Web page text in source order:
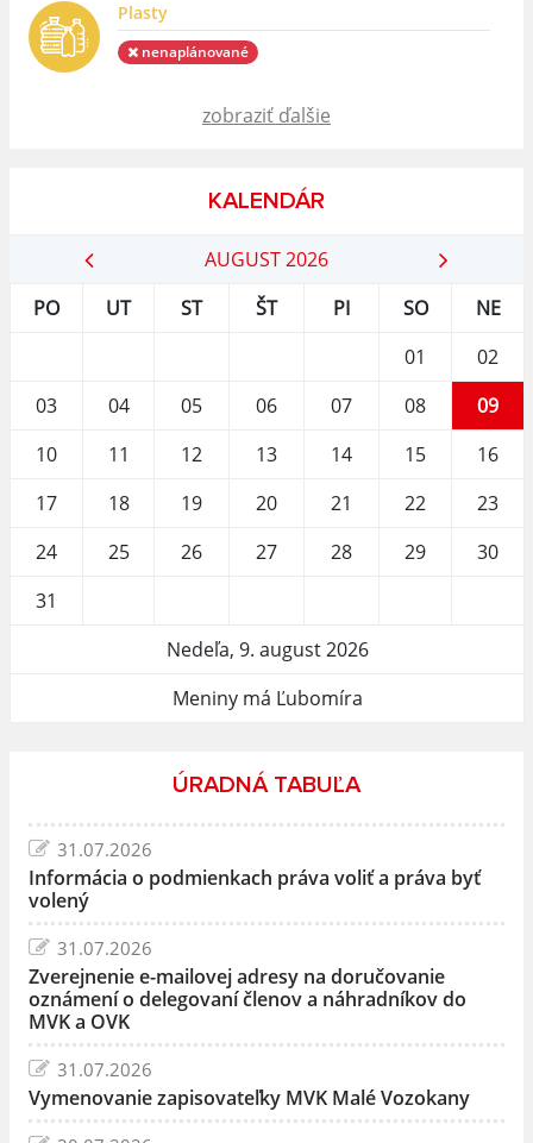
Plasty
nenaplánované
zobraziť ďalšie
KALENDÁR
AUGUST 2026
PO
UT ST ŠT PI SO
NE
01
02
03
04 05 06 07 08
09
10
11 12 13 14 15
16
17
18 19 20 21 22
23
24
25 26 27 28 29
30
31
Nedeľa, 9. august 2026
Meniny má Ľubomíra
ÚRADNÁ TABUĽA
31.07.2026
Informácia o podmienkach práva voliť a práva byť
volený
31.07.2026
Zverejnenie e-mailovej adresy na doručovanie
oznámení o delegovaní členov a náhradníkov do
MVK a OVK
31.07.2026
Vymenovanie zapisovateľky MVK Malé Vozokany